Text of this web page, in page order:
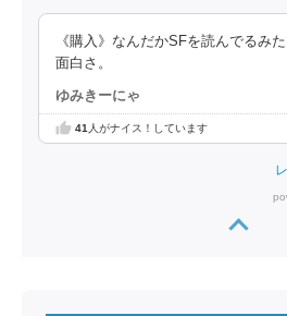
《購入》なんだかSFを読んでるみ
面白さ。
ゆみきーにゃ
41 人がナイス！しています